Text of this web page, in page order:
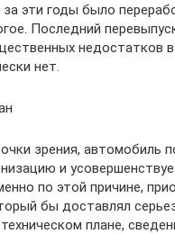
за эти годы было
Последний
недостатков
нет.
зрения, автомобиль
и
по этой причине,
бы доставлял
плане,